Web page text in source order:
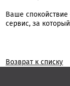
Ваше спокойствие
сервис, за
Возврат к списку